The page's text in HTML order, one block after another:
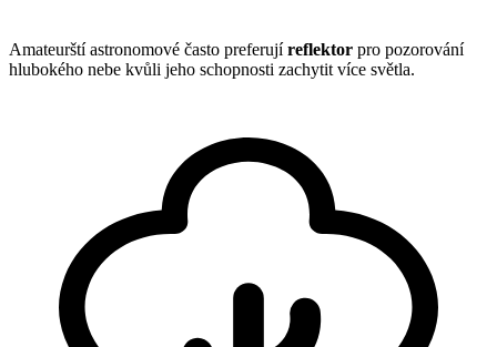
Amateurští astronomové často preferujíreflektor pro pozorování
hlubokého nebe kvůli jeho schopnosti zachytit více světla.